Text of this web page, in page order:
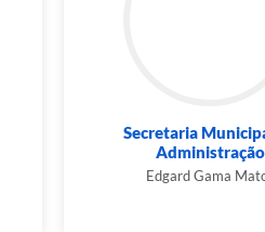
Secretaria
Administração
Edgard Gama